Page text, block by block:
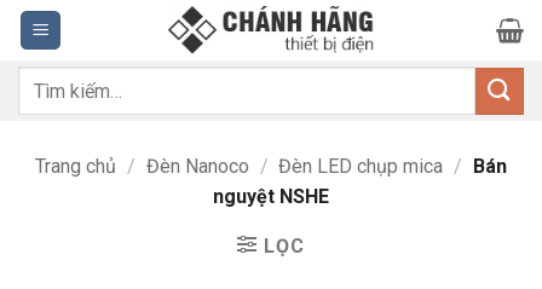
Bỏ
qua
nội
dung
Tìm
Trang chủ / Đèn Nanoco / Đèn LED chụp mica / Bán
nguyệt NSHE
LỌC